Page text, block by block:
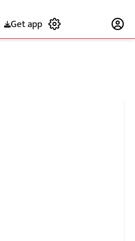
Get app